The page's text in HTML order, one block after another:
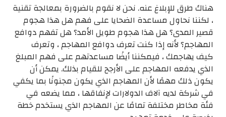
هناك طرق للإبلاغ عنه. نحن لا نقوم بالضرورة بمعالجة تقنية
، لكننا نحاول مساعدة الضحايا على فهم هل هذا هجوم
قصير المدى؟ هل هذا هجوم طويل الأمد؟ هل تفهم دوافع
المهاجم؟ لأنه إذا كنت تعرف دوافع المهاجم ، وتعرف
كيف يهاجمك ، فيمكننا أيضًا مساعدتهم على فهم المبلغ
الذي يدفعه المهاجم على الأرجح للقيام بذلك. يمكن أن
يكون ذلك مهمًا لأن المهاجم الذي يكون مجنونًا بما يكفي
في شركة لديه آلاف الدولارات لإنفاقها ، مما يضعه في
فئة مخاطر مختلفة تمامًا عن المهاجم الذي يستخدم خطة